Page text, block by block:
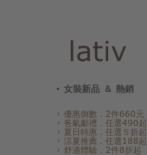
女裝新品 ＆ 熱銷
優惠倒數．2件660元
爸氣獻禮．任選490起
夏日特惠．任選５折起
涼夏推薦．任選188起
舒適體驗．2件8折起